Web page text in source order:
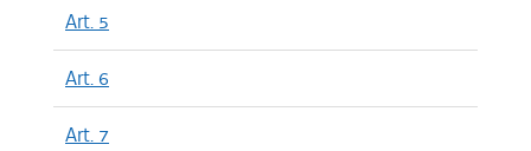
Art. 5
Art. 6
Art. 7